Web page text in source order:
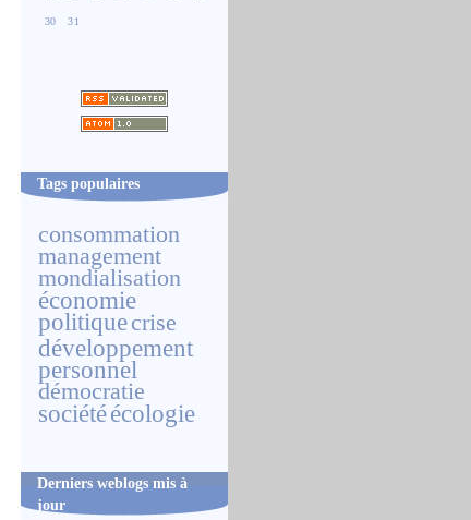
30 31
Tags populaires
consommation
management
mondialisation
économie
politiquecrise
développement
personnel
démocratie
sociétéécologie
Derniers weblogs mis à
jour